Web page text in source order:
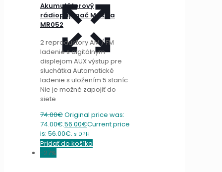
Akumulátorový
rádioprijímač Makita
MR052
2 reproduktory AM / FM
ladenie s digitálnym
displejom AUX výstup pre
sluchátka Automatické
ladenie s uložením 5 staníc
Nie je možné zapojiť do
siete
74.00€Original price was:
74.00€.56.00€Current price
is: 56.00€. s DPH
Pridať do košíka
-27%